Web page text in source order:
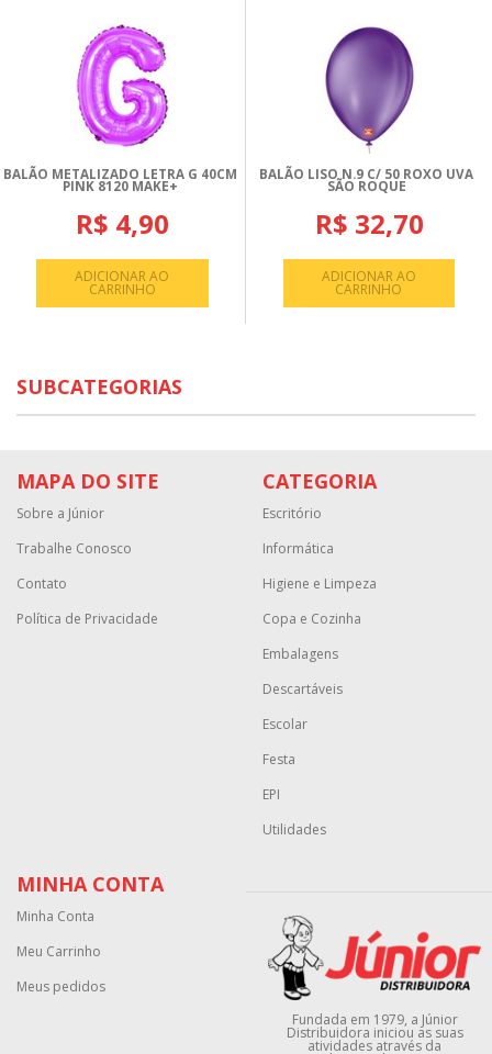
BALÃO METALIZADO LETRA G 40CM
PINK 8120 MAKE+
R$ 4,90
ADICIONAR AO
CARRINHO
BALÃO LISO N.9 C/ 50 ROXO UVA
SÃO ROQUE
R$ 32,70
ADICIONAR AO
CARRINHO
SUBCATEGORIAS
MAPA DO SITE
Sobre a Júnior
Trabalhe Conosco
Contato
Política de Privacidade
CATEGORIA
Escritório
Informática
Higiene e Limpeza
Copa e Cozinha
Embalagens
Descartáveis
Escolar
Festa
EPI
Utilidades
MINHA CONTA
Minha Conta
Meu Carrinho
Meus pedidos
Fundada em 1979, a Júnior
Distribuidora iniciou as suas
atividades através da